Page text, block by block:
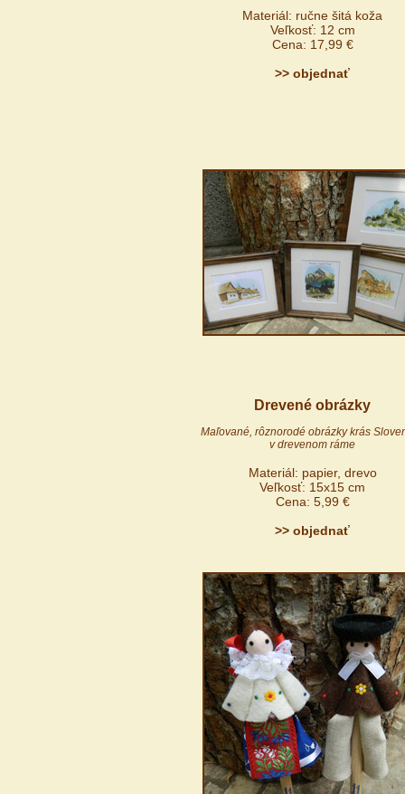
Materiál: ručne šitá koža
Veľkosť: 12 cm
Cena: 17,99 €
>> objednať
Drevené obrázky
Maľované, rôznorodé obrázky krás
v drevenom ráme
Materiál: papier, drevo
Veľkosť: 15x15 cm
Cena: 5,99 €
>> objednať